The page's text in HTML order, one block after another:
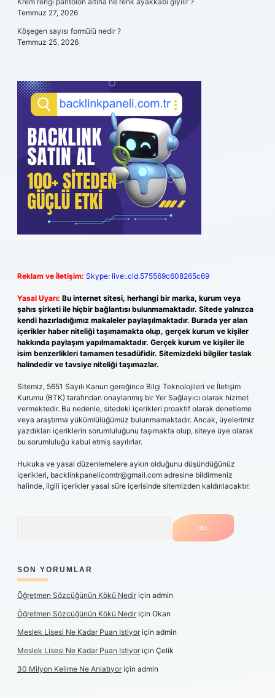
Temmuz 27, 2026
Köşegen sayısı formülü nedir ?
Temmuz 25, 2026
Reklam ve İletişim: Skype: live:.cid.575569c608265c69
Yasal Uyarı: Bu internet sitesi, herhangi bir marka, kurum veya
şahıs şirketi ile hiçbir bağlantısı bulunmamaktadır. Sitede yalnızca
kendi hazırladığımız makaleler paylaşılmaktadır. Burada yer alan
içerikler haber niteliği taşımamakta olup, gerçek kurum ve kişiler
hakkında paylaşım yapılmamaktadır. Gerçek kurum ve kişiler ile
isim benzerlikleri tamamen tesadüfidir. Sitemizdeki bilgiler taslak
halindedir ve tavsiye niteliği taşımazlar.
Sitemiz, 5651 Sayılı Kanun gereğince Bilgi Teknolojileri ve İletişim
Kurumu (BTK) tarafından onaylanmış bir Yer Sağlayıcı olarak hizmet
vermektedir. Bu nedenle, sitedeki içerikleri proaktif olarak denetleme
veya araştırma yükümlülüğümüz bulunmamaktadır. Ancak, üyelerimiz
yazdıkları içeriklerin sorumluluğunu taşımakta olup, siteye üye olarak
bu sorumluluğu kabul etmiş sayılırlar.
Hukuka ve yasal düzenlemelere aykırı olduğunu düşündüğünüz
içerikleri, backlinkpanelicomtr@gmail.com adresine bildirmeniz
halinde, ilgili içerikler yasal süre içerisinde sitemizden kaldırılacaktır.
SON YORUMLAR
Öğretmen Sözcüğünün Kökü Nediriçin admin
Öğretmen Sözcüğünün Kökü Nediriçin Okan
Meslek Lisesi Ne Kadar Puan Istiyoriçin admin
Meslek Lisesi Ne Kadar Puan Istiyoriçin Çelik
30 Milyon Kelime Ne Anlatıyoriçin admin